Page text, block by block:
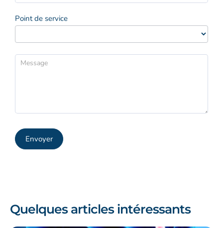
Point de service
Envoyer
Quelques articles intéressants